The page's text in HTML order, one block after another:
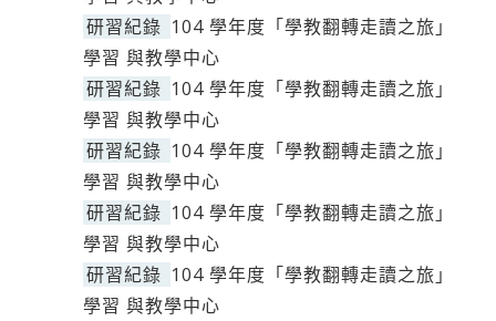
研習紀錄 104 學年度「學教翻轉走讀之旅」
學習 與教學中心
研習紀錄 104 學年度「學教翻轉走讀之旅」
學習 與教學中心
研習紀錄 104 學年度「學教翻轉走讀之旅」
學習 與教學中心
研習紀錄 104 學年度「學教翻轉走讀之旅」
學習 與教學中心
研習紀錄 104 學年度「學教翻轉走讀之旅」
學習 與教學中心